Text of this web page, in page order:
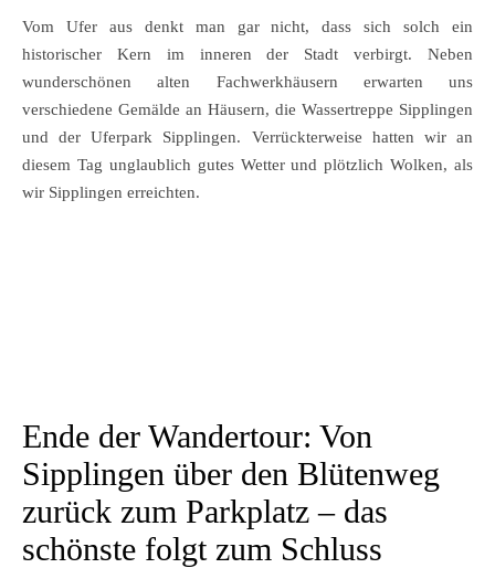
Vom Ufer aus denkt man gar nicht, dass sich solch ein
historischer Kern im inneren der Stadt verbirgt. Neben
wunderschönen alten Fachwerkhäusern erwarten uns
verschiedene Gemälde an Häusern, die Wassertreppe Sipplingen
und der Uferpark Sipplingen. Verrückterweise hatten wir an
diesem Tag unglaublich gutes Wetter und plötzlich Wolken, als
wir Sipplingen erreichten.
Ende der Wandertour: Von
Sipplingen über den Blütenweg
zurück zum Parkplatz – das
schönste folgt zum Schluss